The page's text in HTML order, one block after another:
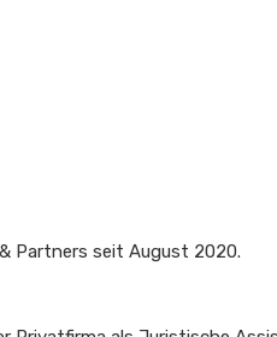
Partners seit August 2020.